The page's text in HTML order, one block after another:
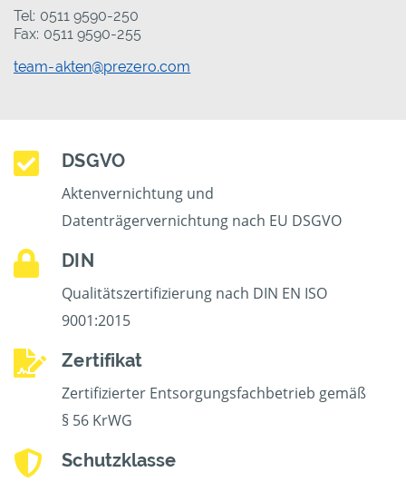
Tel: 0511 9590-250
Fax: 0511 9590-255
team-akten@prezero.com
DSGVO
Aktenvernichtung und
Datenträgervernichtung nach EU DSGVO
DIN
Qualitätszertifizierung nach DIN EN ISO
9001:2015
Zertifikat
Zertifizierter Entsorgungsfachbetrieb gemäß
§ 56 KrWG
Schutzklasse